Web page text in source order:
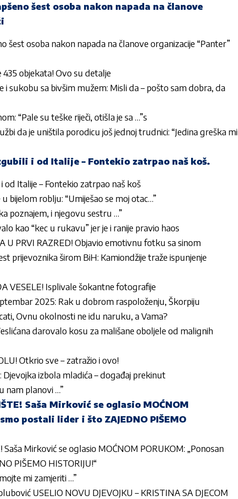
šest osoba nakon napada na članove
šest osoba nakon napada na članove organizacije “Panter”
objekata! Ovo su detalje
sukobu sa bivšim mužem: Misli da – pošto sam dobra, da
“Pale su teške riječi, otišla je sa …”s
da je uništila porodicu još jednoj trudnici: “Jedina greška mi
i od Italije – Fontekio zatrpao naš koš.
od Italije – Fontekio zatrpao naš koš
bijelom roblju: “Umiješao se moj otac…”
poznajem, i njegovu sestru …”
kao “kec u rukavu” jer je i ranije pravio haos
U PRVI RAZRED! Objavio emotivnu fotku sa sinom
prijevoznika širom BiH: Kamiondžije traže ispunjenje
VESELE! Isplivale šokantne fotografije
2025: Rak u dobrom raspoloženju, Škorpiju
Ovnu okolnosti ne idu naruku, a Vama?
darovalo kosu za mališane oboljele od malignih
Otkrio sve – zatražio i ovo!
Djevojka izbola mladića – događaj prekinut
nam planovi …”
Saša Mirković se oglasio MOĆNOM
postali lider i što ZAJEDNO PIŠEMO
Saša Mirković se oglasio MOĆNOM PORUKOM: „Ponosan
PIŠEMO HISTORIJU!“
mi zamjeriti …”
USELIO NOVU DJEVOJKU – KRISTINA SA DJECOM